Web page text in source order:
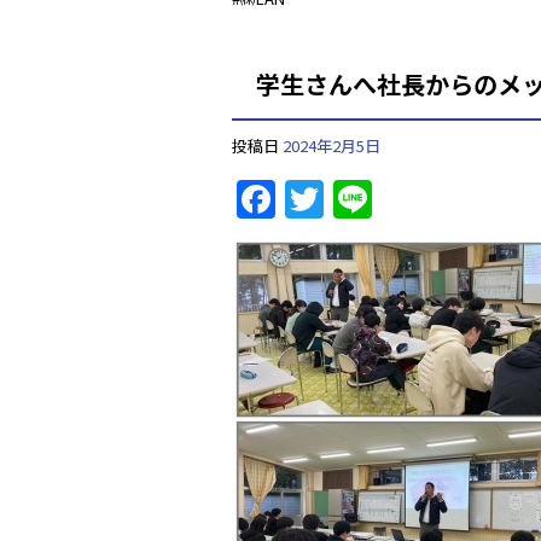
学生さんへ社長からのメ
投稿日 2024年2月5日
F
a
c
e
b
o
o
k
T
w
itt
er
n
e